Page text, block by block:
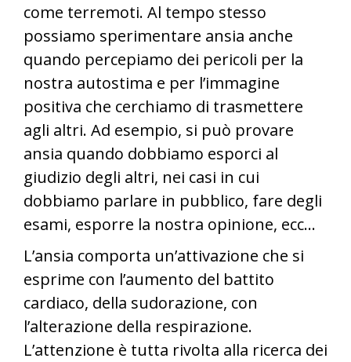
come terremoti. Al tempo stesso
possiamo sperimentare ansia anche
quando percepiamo dei pericoli per la
nostra autostima e per l’immagine
positiva che cerchiamo di trasmettere
agli altri. Ad esempio, si può provare
ansia quando dobbiamo esporci al
giudizio degli altri, nei casi in cui
dobbiamo parlare in pubblico, fare degli
esami, esporre la nostra opinione, ecc…
L’ansia comporta un’attivazione che si
esprime con l’aumento del battito
cardiaco, della sudorazione, con
l’alterazione della respirazione.
L’attenzione è tutta rivolta alla ricerca dei